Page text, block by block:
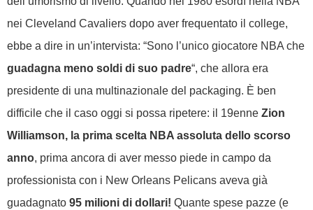
nei Cleveland Cavaliers dopo aver frequentato il college,
ebbe a dire in un’intervista: “Sono l’unico giocatore NBA che
guadagna meno soldi di suo padre“, che allora era
presidente di una multinazionale del packaging. È ben
difficile che il caso oggi si possa ripetere: il 19enne Zion
Williamson, la prima scelta NBA assoluta dello scorso
anno, prima ancora di aver messo piede in campo da
professionista con i New Orleans Pelicans aveva già
guadagnato 95 milioni di dollari! Quante spese pazze (e